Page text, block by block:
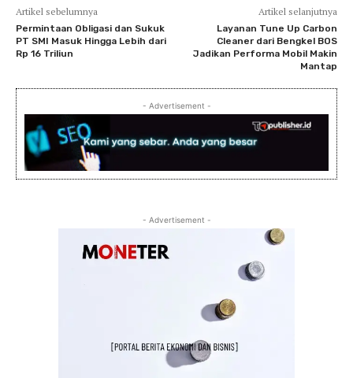
Artikel sebelumnya
Permintaan Obligasi dan Sukuk
PT SMI Masuk Hingga Lebih dari
Rp 16 Triliun
Artikel selanjutnya
Layanan Tune Up Carbon
Cleaner dari Bengkel BOS
Jadikan Performa Mobil Makin
Mantap
- Advertisement -
- Advertisement -